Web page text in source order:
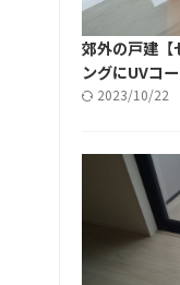
郊外の戸建【
ングにUVコ
2023/10/22